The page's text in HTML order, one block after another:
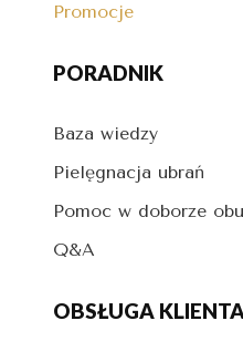
Promocje
PORADNIK
Baza wiedzy
Pielęgnacja ubrań
Pomoc w doborze
Q&A
OBSŁUGA